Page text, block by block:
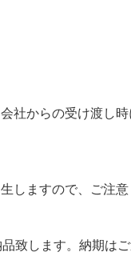
社からの受け渡し
しますので、ご注意
致します。納期はご